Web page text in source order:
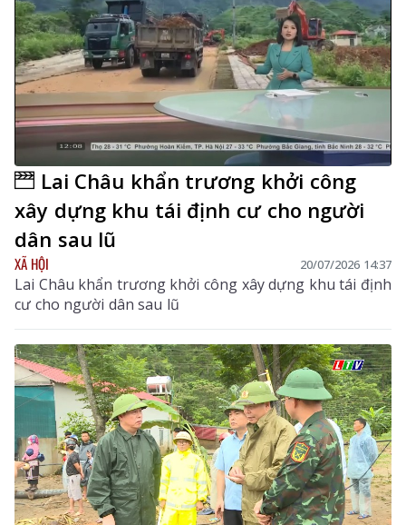
Lai Châu khẩn trương khởi công
xây dựng khu tái định cư cho người
dân sau lũ
XÃ HỘI 20/07/2026 14:37
Lai Châu khẩn trương khởi công xây dựng khu tái định
cư cho người dân sau lũ